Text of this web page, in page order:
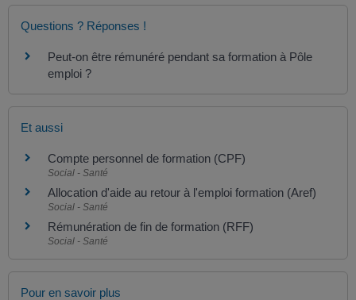
Questions ? Réponses !
Peut-on être rémunéré pendant sa formation à Pôle
emploi ?
Et aussi
Compte personnel de formation (CPF)
Social - Santé
Allocation d'aide au retour à l'emploi formation (Aref)
Social - Santé
Rémunération de fin de formation (RFF)
Social - Santé
Pour en savoir plus